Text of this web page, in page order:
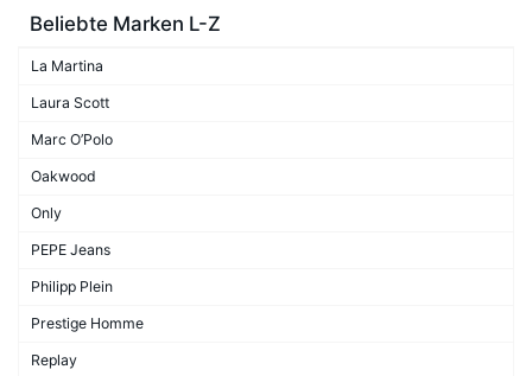
Beliebte Marken L-Z
La Martina
Laura Scott
Marc O’Polo
Oakwood
Only
PEPE Jeans
Philipp Plein
Prestige Homme
Replay